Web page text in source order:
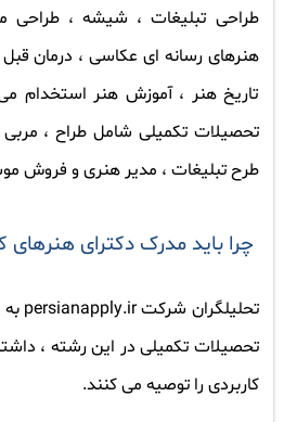
طراحی تبلیغات ، شیشه ، طراحی
هنرهای رسانه ای عکاسی ، درمان
تاریخ هنر ، آموزش هنر استخدام
تحصیلات تکمیلی شامل طراح ،
طرح تبلیغات ، مدیر هنری و فروش
چرا باید مدرک دکترای هنرهای
تحلیلگران شرکتpersianapply.ir
تحصیلات تکمیلی در این رشته ،
کاربردی را توصیه می کنند.